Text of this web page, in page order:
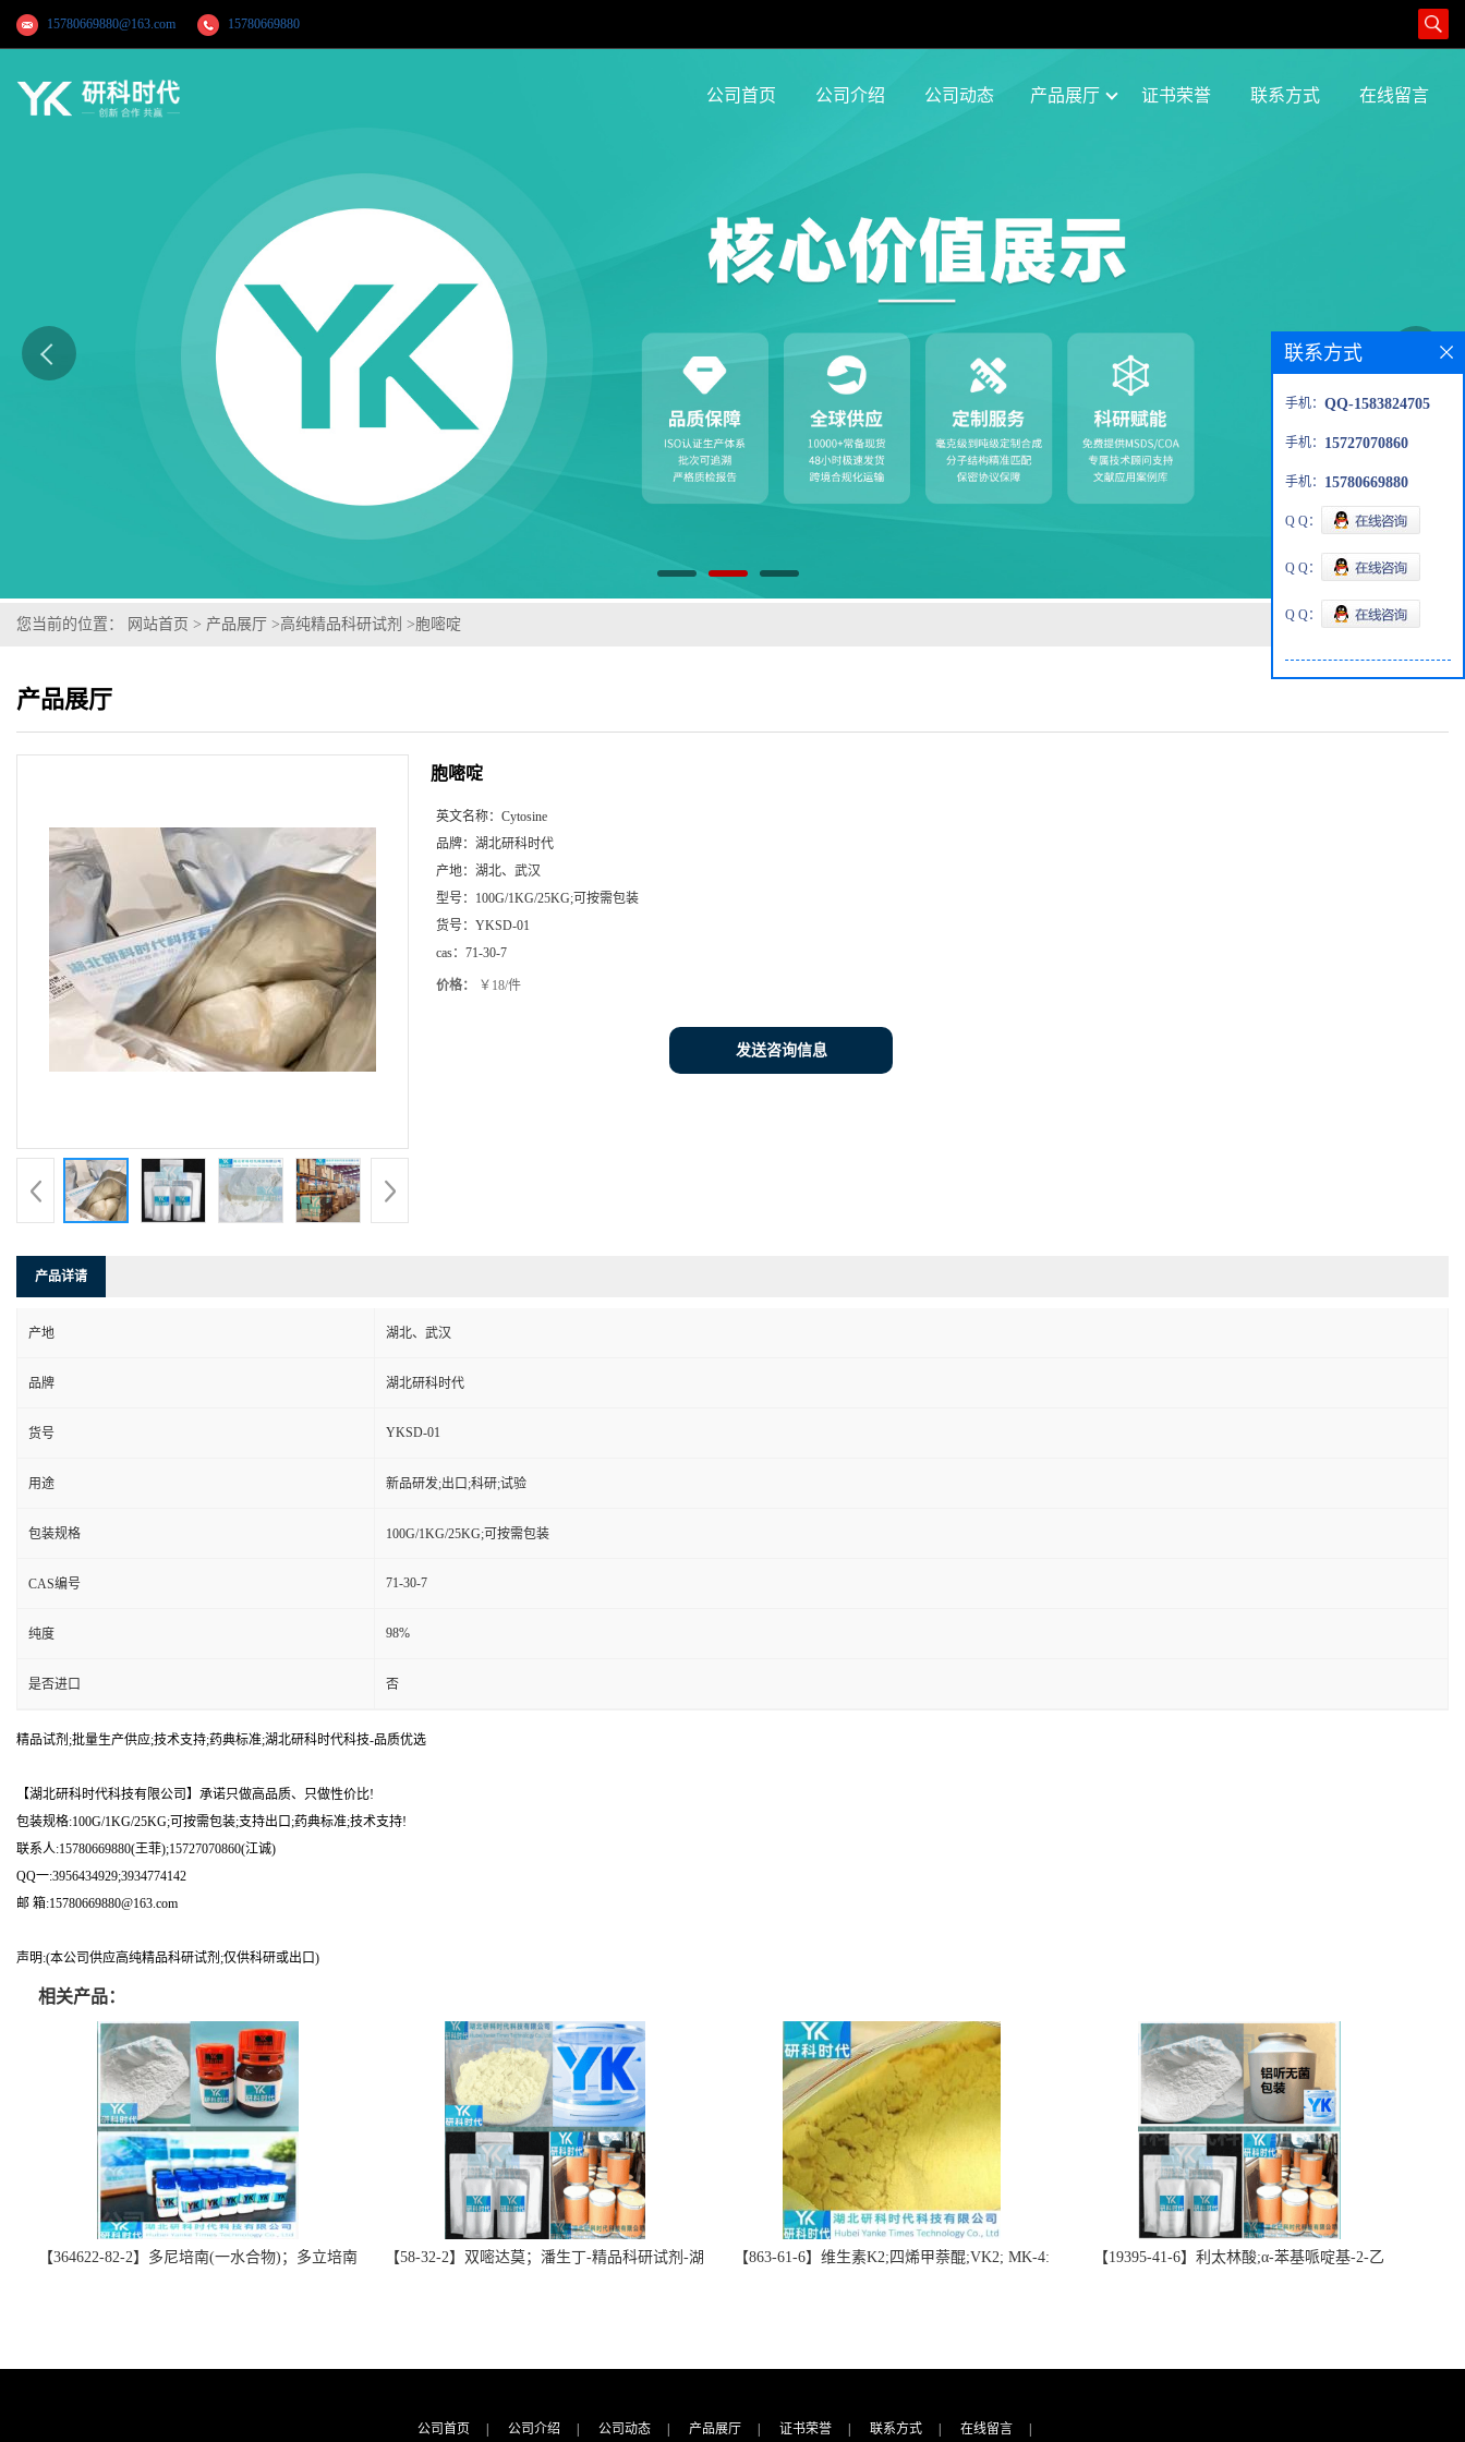
15780669880@163.com 15780669880
公司首页 公司介绍 公司动态 产品展厅 证书荣誉 联系方式 在线留言
您当前的位置： 网站首页 > 产品展厅 >高纯精品科研试剂 >胞嘧啶
产品展厅
胞嘧啶
英文名称： Cytosine
品牌： 湖北研科时代
产地： 湖北、武汉
型号： 100G/1KG/25KG;可按需包装
货号： YKSD-01
cas： 71-30-7
价格： ￥18/件
发送咨询信息
产品详请
产地 湖北、武汉
品牌 湖北研科时代
货号 YKSD-01
用途 新品研发;出口;科研;试验
包装规格 100G/1KG/25KG;可按需包装
CAS编号 71-30-7
纯度 98%
是否进口 否
精品试剂;批量生产供应;技术支持;药典标准;湖北研科时代科技-品质优选
【湖北研科时代科技有限公司】承诺只做高品质、只做性价比!
包装规格:100G/1KG/25KG;可按需包装;支持出口;药典标准;技术支持!
联系人:15780669880(王菲);15727070860(江诚)
QQ一:3956434929;3934774142
邮 箱:15780669880@163.com
声明:(本公司供应高纯精品科研试剂;仅供科研或出口)
相关产品：
【364622-82-2】多尼培南(一水合物)；多立培南
【58-32-2】双嘧达莫；潘生丁-精品科研试剂-湖
【863-61-6】维生素K2;四烯甲萘醌;VK2; MK-4:
【19395-41-6】利太林酸;α-苯基哌啶基-2-乙
联系方式
手机： QQ-1583824705
手机： 15727070860
手机： 15780669880
Q Q：
Q Q：
Q Q：
公司首页 公司介绍 公司动态 产品展厅 证书荣誉 联系方式 在线留言